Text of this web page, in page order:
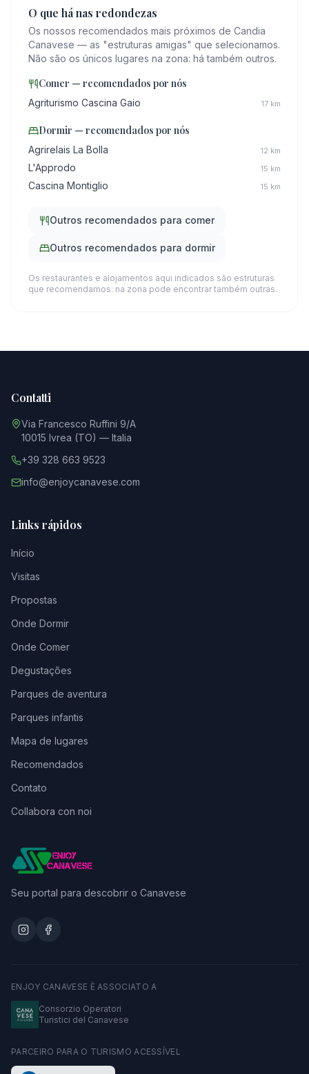
O que há nas redondezas
Os nossos recomendados mais próximos de Candia
Canavese — as "estruturas amigas" que selecionamos.
Não são os únicos lugares na zona: há também outros.
Comer — recomendados por nós
Agriturismo Cascina Gaio 17 km
Dormir — recomendados por nós
Agrirelais La Bolla 12 km
L'Approdo 15 km
Cascina Montiglio 15 km
Outros recomendados para comer
Outros recomendados para dormir
Os restaurantes e alojamentos aqui indicados são estruturas
que recomendamos: na zona pode encontrar também outras.
Seu portal para descobrir o Canavese
ENJOY CANAVESE È ASSOCIATO A
Consorzio Operatori
Turistici del Canavese
PARCEIRO PARA O TURISMO ACESSÍVEL
Links rápidos
Início
Visitas
Propostas
Onde Dormir
Onde Comer
Degustações
Parques de aventura
Parques infantis
Mapa de lugares
Recomendados
Contato
Collabora con noi
Contatti
Via Francesco Ruffini 9/A
10015 Ivrea (TO) — Italia
+39 328 663 9523
info@enjoycanavese.com